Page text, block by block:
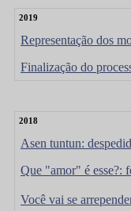
2019
Representação dos
Finalização do
2018
Asen tuntun:
Que "amor" é esse?:
Você vai se